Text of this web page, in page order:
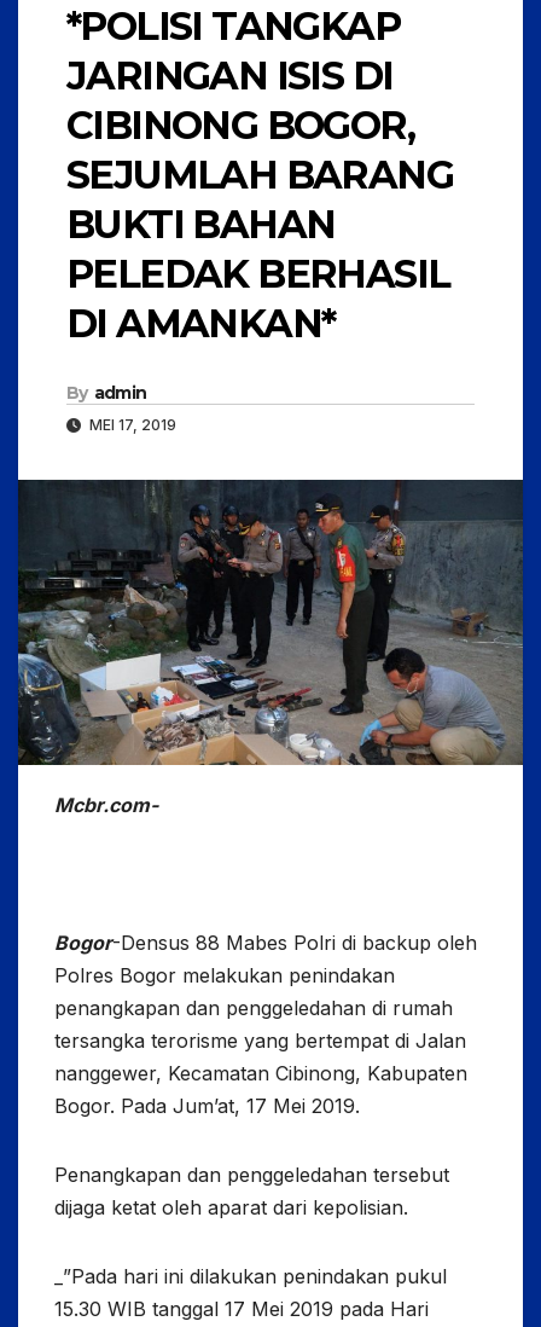
*POLISI TANGKAP
JARINGAN ISIS DI
CIBINONG BOGOR,
SEJUMLAH BARANG
BUKTI BAHAN
PELEDAK BERHASIL
DI AMANKAN*
By admin
MEI 17, 2019
Mcbr.com-
Bogor-Densus 88 Mabes Polri di backup oleh
Polres Bogor melakukan penindakan
penangkapan dan penggeledahan di rumah
tersangka terorisme yang bertempat di Jalan
nanggewer, Kecamatan Cibinong, Kabupaten
Bogor. Pada Jum’at, 17 Mei 2019.
Penangkapan dan penggeledahan tersebut
dijaga ketat oleh aparat dari kepolisian.
_”Pada hari ini dilakukan penindakan pukul
15.30 WIB tanggal 17 Mei 2019 pada Hari